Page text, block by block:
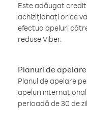
Este adăugat credit
achiziționați orice
efectua apeluri
reduse Viber.
Planuri de
Planul de apelare
apeluri
perioadă de 30 de